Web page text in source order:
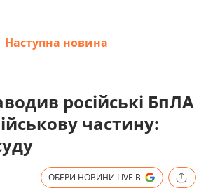
Наступна новина
російські БпЛА
частину:
ОБЕРИ НОВИНИ.LIVE В